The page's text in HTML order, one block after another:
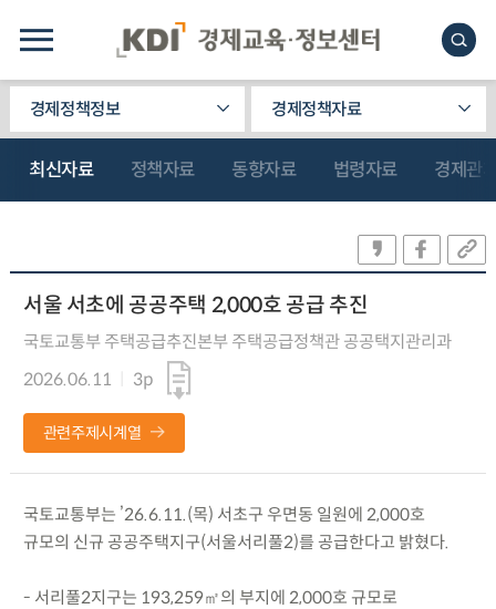
경제정책정보 경제정책자료
최신자료 정책자료 동향자료 법령자료 경제관
서울 서초에 공공주택 2,000호 공급 추진
국토교통부 주택공급추진본부 주택공급정책관 공공택지관리과
2026.06.11
3p
관련주제시계열
국토교통부는 ’26.6.11.(목) 서초구 우면동 일원에 2,000호
규모의 신규 공공주택지구(서울서리풀2)를 공급한다고 밝혔다.
- 서리풀2지구는 193,259㎡의 부지에 2,000호 규모로